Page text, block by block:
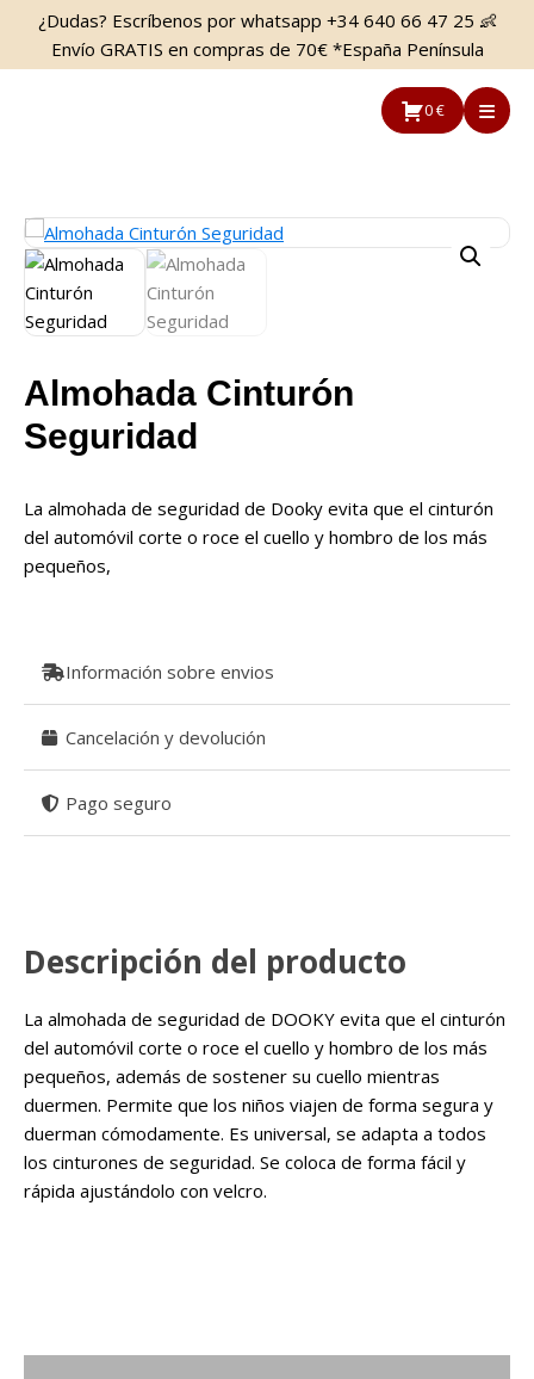
Saltar
contenido
Saltar
la
¿Dudas? Escríbenos por whatsapp +34 640 66 47 25 👶
Envío GRATIS en compras de 70€ *España Península
0 €
Almohada Cinturón
Seguridad
La almohada de seguridad de Dooky evita que el cinturón
del automóvil corte o roce el cuello y hombro de los más
pequeños,
Información sobre envios
Cancelación y devolución
Pago seguro
Descripción del producto
La almohada de seguridad de DOOKY evita que el cinturón
del automóvil corte o roce el cuello y hombro de los más
pequeños, además de sostener su cuello mientras
duermen. Permite que los niños viajen de forma segura y
duerman cómodamente. Es universal, se adapta a todos
los cinturones de seguridad. Se coloca de forma fácil y
rápida ajustándolo con velcro.